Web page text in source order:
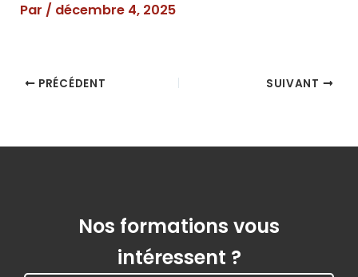
Par / décembre 4, 2025
PRÉCÉDENT SUIVANT
Nos formations vous
intéressent ?